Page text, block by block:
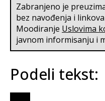
Zabranjeno je
bez navođenja i
Moodiranje Uslovima
javnom informisanju i
Podeli tekst: